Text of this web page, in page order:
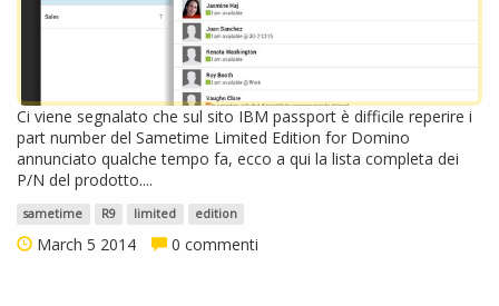
Ci viene segnalato che sul sito IBM passport è difficile reperire i
part number del Sametime Limited Edition for Domino
annunciato qualche tempo fa, ecco a qui la lista completa dei
P/N del prodotto....
sametime R9 limited edition
March 5 2014 0 commenti